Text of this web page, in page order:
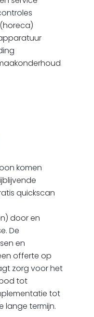
komen
quickscan
door en
De
en
offerte op
zorg voor het
tot
tot
lange termijn.